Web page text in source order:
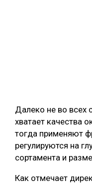
Далеко не во всех
хватает качества
тогда применяют
регулируются на
сортамента и
Как отмечает